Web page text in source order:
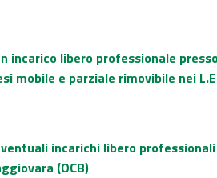
libero professionale
mobile e parziale rimovibile nei
incarichi libero
(OCB)